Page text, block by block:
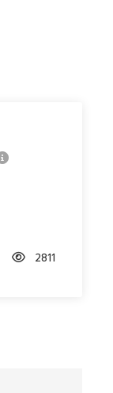
2811